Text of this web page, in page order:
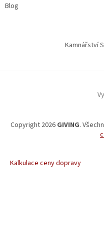
Blog
Kamnářství
Copyright 2026 GIVING.
Kalkulace ceny dopravy